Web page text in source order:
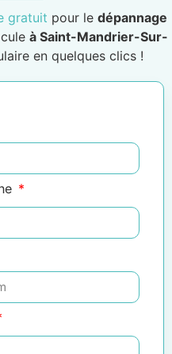
gratuit pour le dépannage
à Saint-Mandrier-Sur-
en quelques clics !